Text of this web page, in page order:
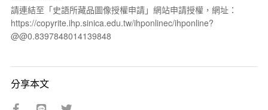
請連結至「史語所藏品圖像授權申請」網站申請授權，網址：
https://copyrite.ihp.sinica.edu.tw/ihponlinec/ihponline?
@@0.8397848014139848
分享本文